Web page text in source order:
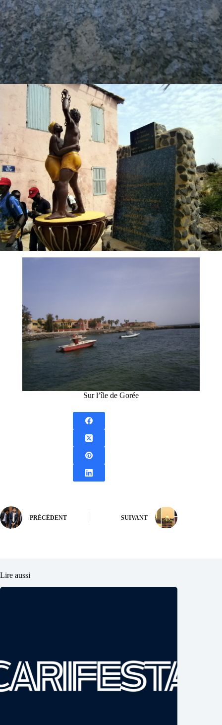
Sur l’île de Gorée
PRÉCÉDENT SUIVANT
Lire aussi